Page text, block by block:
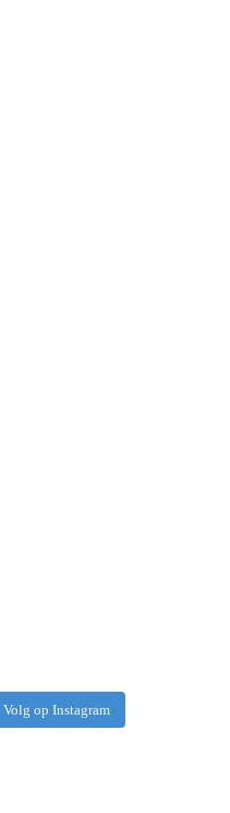
Volg op Instagram